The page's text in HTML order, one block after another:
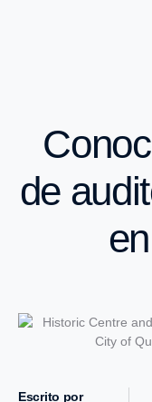
de
Escrito por